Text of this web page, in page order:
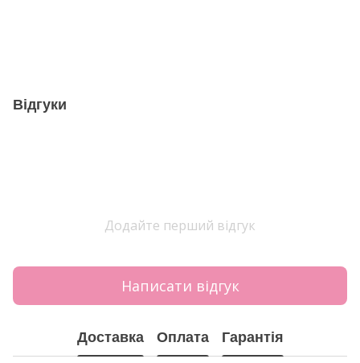
Відгуки
Додайте перший відгук
Написати відгук
Доставка Оплата Гарантія